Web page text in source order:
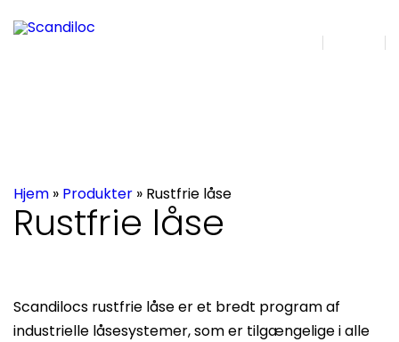
Hjem » Produkter » Rustfrie låse
Rustfrie låse
Scandilocs rustfrie låse er et bredt program af
industrielle låsesystemer, som er tilgængelige i alle